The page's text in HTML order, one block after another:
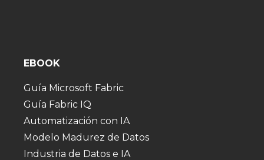
EBOOK
Guía Microsoft Fabric
Guía Fabric IQ
Automatización con IA
Modelo Madurez de Datos
Industria de Datos e IA